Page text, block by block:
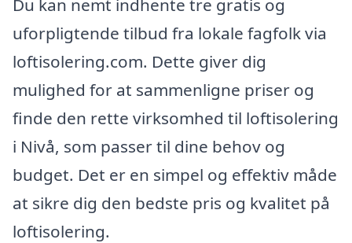
Du kan nemt indhente tre gratis og
uforpligtende tilbud fra lokale fagfolk via
loftisolering.com. Dette giver dig
mulighed for at sammenligne priser og
finde den rette virksomhed til loftisolering
i Nivå, som passer til dine behov og
budget. Det er en simpel og effektiv måde
at sikre dig den bedste pris og kvalitet på
loftisolering.